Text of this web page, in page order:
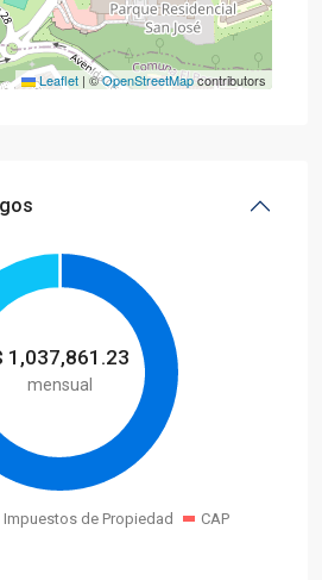
Leaflet |©OpenStreetMapcontributors
1,037,861.23
mensual
Impuestos de Propiedad CAP